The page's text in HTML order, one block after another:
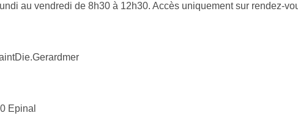
au vendredi de 8h30 à 12h30. Accès uniquement sur rendez-
Epinal